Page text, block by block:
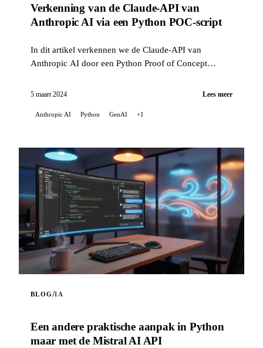
Verkenning van de Claude-API van
Anthropic AI via een Python POC-script
In dit artikel verkennen we de Claude-API van
Anthropic AI door een Python Proof of Concept
mogelijkheden ...
5 maart 2024 Lees meer
Anthropic AI Python GenAI +1
BLOG/IA
Een andere praktische aanpak in Python
maar met de Mistral AI API